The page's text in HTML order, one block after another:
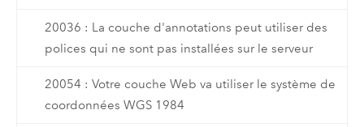
20036 : La couche d'annotations peut utiliser des
polices qui ne sont pas installées sur le serveur
20054 : Votre couche Web va utiliser le système de
coordonnées WGS 1984